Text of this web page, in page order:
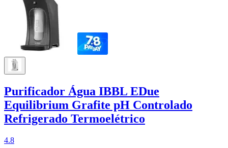
Purificador Água IBBL EDue
Equilibrium Grafite pH Controlado
Refrigerado Termoelétrico
4.8